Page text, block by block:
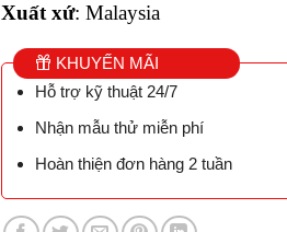
Xuất xứ: Malaysia
KHUYẾN MÃI
Hỗ trợ kỹ thuật 24/7
Nhận mẫu thử miễn phí
Hoàn thiện đơn hàng 2 tuần